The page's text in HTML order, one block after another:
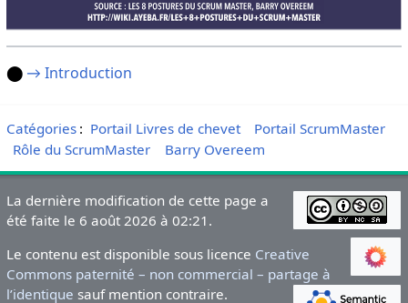
⬤ → Introduction
Catégories: Portail Livres de chevet
Portail ScrumMaster
Rôle du ScrumMaster
Barry Overeem
La dernière modification de cette page a
été faite le 6 août 2026 à 02:21.
Le contenu est disponible sous licence Creative
Commons paternité – non commercial – partage à
l’identique sauf mention contraire.